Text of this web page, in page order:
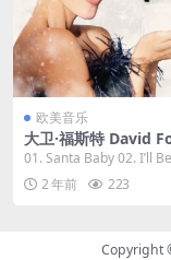
欧美音乐
大卫·福斯特 David
hristmas Songs
t/48kHz] [Hi-Res
B]
01. Santa Baby 02. I’ll
or Chri...
2 年前 223
Copyright